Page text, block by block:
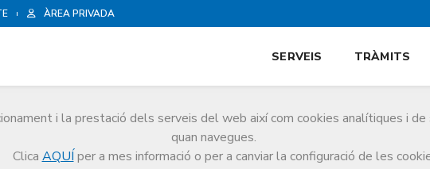
ÀREA PRIVADA
i la prestació dels serveis del web així com cookies analítiques i de
quan navegues.
Clica AQUÍ per a mes informació o per a canviar la configuració de les
SERVEIS TRÀMITS